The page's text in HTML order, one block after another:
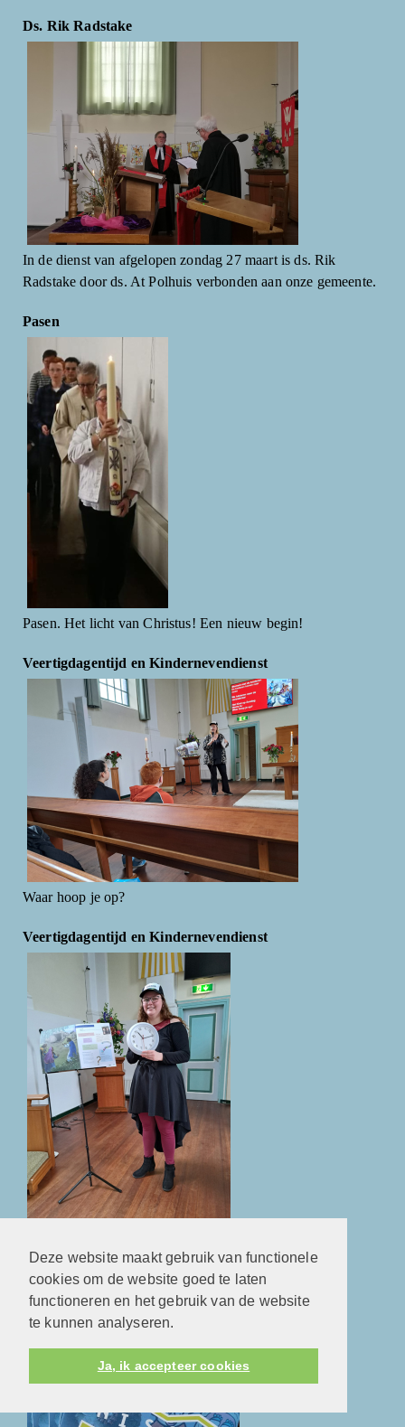
Deze website maakt gebruik van functionele
cookies om de website goed te laten
functioneren en het gebruik van de website
te kunnen analyseren.
Ja, ik accepteer cookies
Ds. Rik Radstake
In de dienst van afgelopen zondag 27 maart is ds. Rik
Radstake door ds. At Polhuis verbonden aan onze gemeente.
Pasen
Pasen. Het licht van Christus! Een nieuw begin!
Veertigdagentijd en Kindernevendienst
Waar hoop je op?
Veertigdagentijd en Kindernevendienst
Kunstroute 2024